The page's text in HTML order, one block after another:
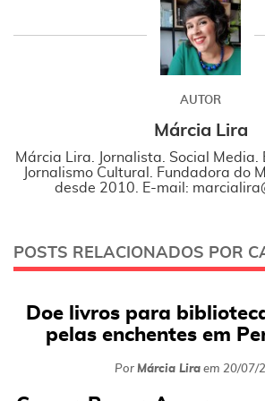
AUTOR
Márcia Lira
Márcia Lira. Jornalista. Social Media.
Jornalismo Cultural. Fundadora do
desde 2010. E-mail:
POSTS RELACIONADOS POR
Doe livros para
pelas enchentes em
Por Márcia Liraem 20/07/